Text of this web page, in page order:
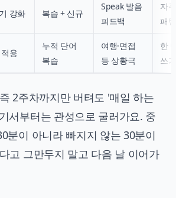
강화 복습 + 신규
Speak 발음
피드백
자
패
용
누적 단어
복습
여행·면접
등 상황극
한
쓰
2주차까지만 버텨도 '매일 하는
서부터는 관성으로 굴러가요. 중
분이 아니라 빠지지 않는 30분이
고 그만두지 말고 다음 날 이어가